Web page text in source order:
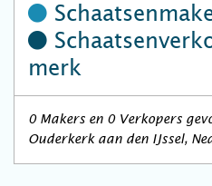
merk
0 Makers en 0 Verkopers
Ouderkerk aan den IJssel,